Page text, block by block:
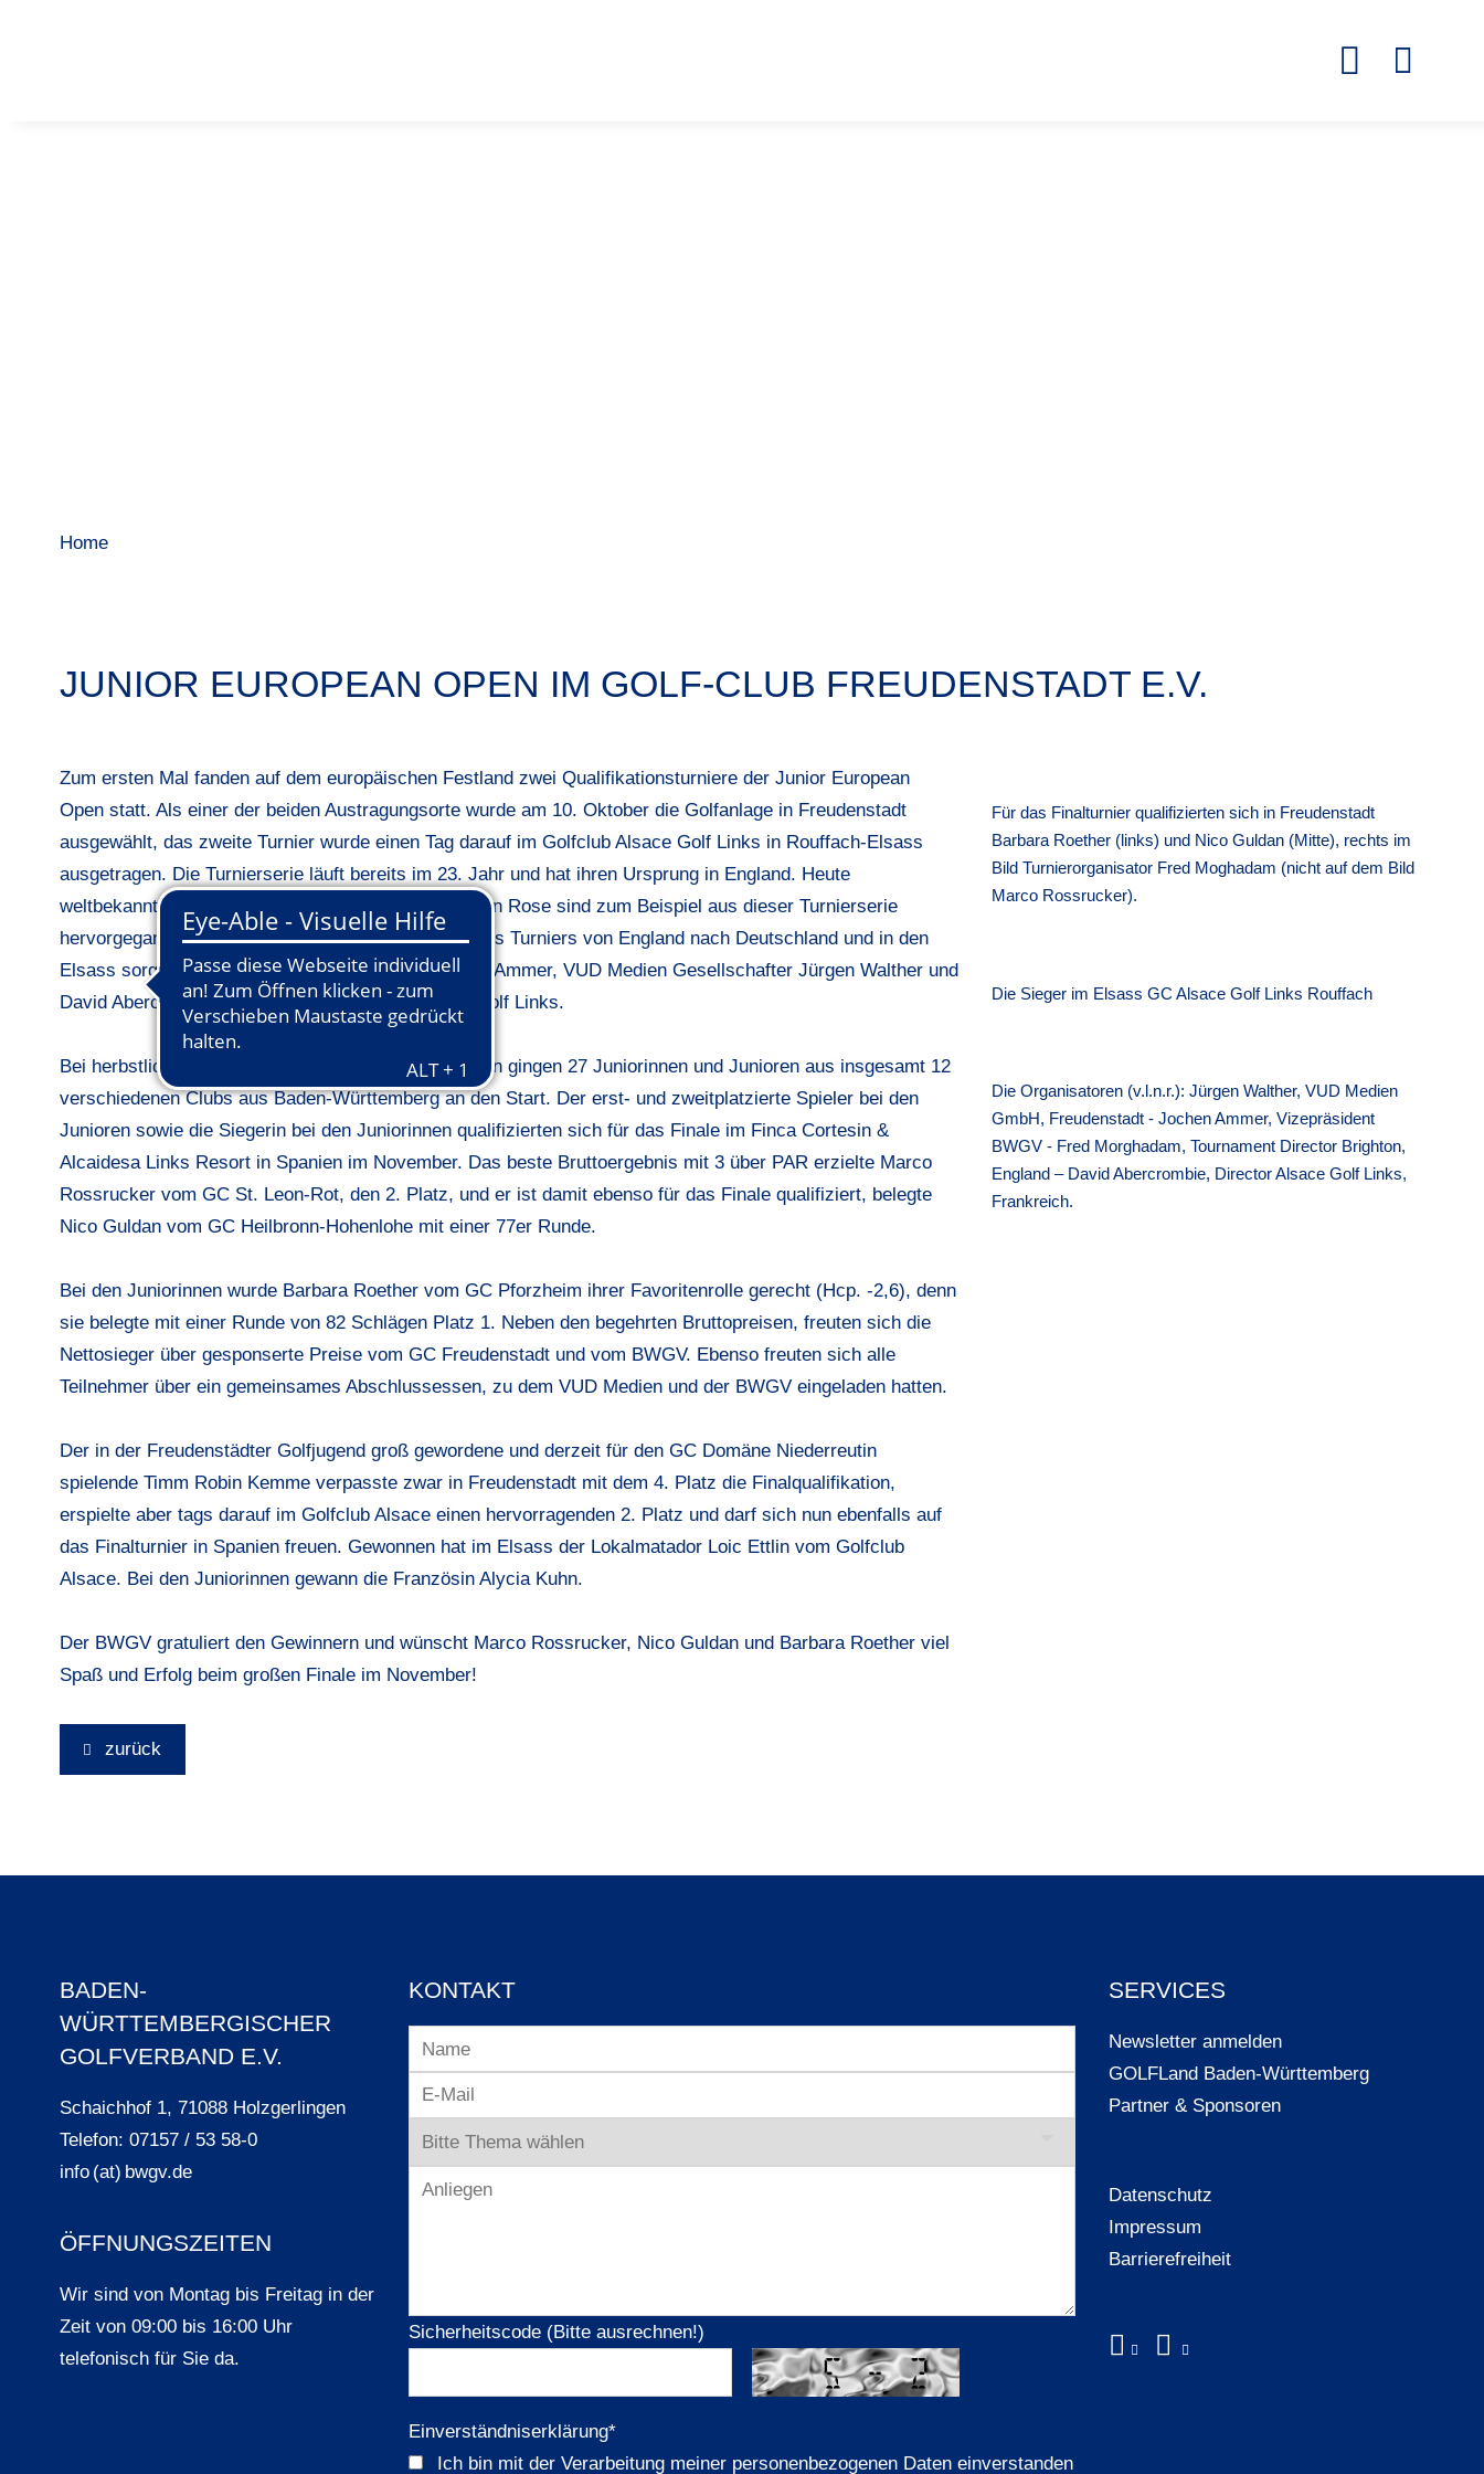
Home
JUNIOR EUROPEAN OPEN IM GOLF-CLUB FREUDENSTADT E.V.
Zum ersten Mal fanden auf dem europäischen Festland zwei Qualifikationsturniere der Junior European
Open statt. Als einer der beiden Austragungsorte wurde am 10. Oktober die Golfanlage in Freudenstadt
ausgewählt, das zweite Turnier wurde einen Tag darauf im Golfclub Alsace Golf Links in Rouffach-Elsass
ausgetragen. Die Turnierserie läuft bereits im 23. Jahr und hat ihren Ursprung in England. Heute
weltbekannte Tourspieler wie Luke Donald oder Justin Rose sind zum Beispiel aus dieser Turnierserie
hervorgegangen. Für eine erfolgreiche „Überfahrt“ des Turniers von England nach Deutschland und in den
Elsass sorgten BWGV-Vizepräsident Ernst-Joachim Ammer, VUD Medien Gesellschafter Jürgen Walther und
David Abercrombie, Direktor vom Golfclub Alsace Golf Links.
Bei herbstlichem Wetter aber guten Platzbedingungen gingen 27 Juniorinnen und Junioren aus insgesamt 12
verschiedenen Clubs aus Baden-Württemberg an den Start. Der erst- und zweitplatzierte Spieler bei den
Junioren sowie die Siegerin bei den Juniorinnen qualifizierten sich für das Finale im Finca Cortesin &
Alcaidesa Links Resort in Spanien im November. Das beste Bruttoergebnis mit 3 über PAR erzielte Marco
Rossrucker vom GC St. Leon-Rot, den 2. Platz, und er ist damit ebenso für das Finale qualifiziert, belegte
Nico Guldan vom GC Heilbronn-Hohenlohe mit einer 77er Runde.
Bei den Juniorinnen wurde Barbara Roether vom GC Pforzheim ihrer Favoritenrolle gerecht (Hcp. -2,6), denn
sie belegte mit einer Runde von 82 Schlägen Platz 1. Neben den begehrten Bruttopreisen, freuten sich die
Nettosieger über gesponserte Preise vom GC Freudenstadt und vom BWGV. Ebenso freuten sich alle
Teilnehmer über ein gemeinsames Abschlussessen, zu dem VUD Medien und der BWGV eingeladen hatten.
Der in der Freudenstädter Golfjugend groß gewordene und derzeit für den GC Domäne Niederreutin
spielende Timm Robin Kemme verpasste zwar in Freudenstadt mit dem 4. Platz die Finalqualifikation,
erspielte aber tags darauf im Golfclub Alsace einen hervorragenden 2. Platz und darf sich nun ebenfalls auf
das Finalturnier in Spanien freuen. Gewonnen hat im Elsass der Lokalmatador Loic Ettlin vom Golfclub
Alsace. Bei den Juniorinnen gewann die Französin Alycia Kuhn.
Der BWGV gratuliert den Gewinnern und wünscht Marco Rossrucker, Nico Guldan und Barbara Roether viel
Spaß und Erfolg beim großen Finale im November!
Für das Finalturnier qualifizierten sich in Freudenstadt
Barbara Roether (links) und Nico Guldan (Mitte), rechts im
Bild Turnierorganisator Fred Moghadam (nicht auf dem Bild
Marco Rossrucker).
Die Sieger im Elsass GC Alsace Golf Links Rouffach
Die Organisatoren (v.l.n.r.): Jürgen Walther, VUD Medien
GmbH, Freudenstadt - Jochen Ammer, Vizepräsident
BWGV - Fred Morghadam, Tournament Director Brighton,
England – David Abercrombie, Director Alsace Golf Links,
Frankreich.
zurück
BADEN-
WÜRTTEMBERGISCHER
GOLFVERBAND E.V.
Schaichhof 1, 71088 Holzgerlingen
Telefon: 07157 / 53 58-0
info (at) bwgv.de
ÖFFNUNGSZEITEN
Wir sind von Montag bis Freitag in der
Zeit von 09:00 bis 16:00 Uhr
telefonisch für Sie da.
KONTAKT
Sicherheitscode (Bitte ausrechnen!)
Einverständniserklärung*
Ich bin mit der Verarbeitung meiner personenbezogenen Daten einverstanden
SERVICES
Newsletter anmelden
GOLFLand Baden-Württemberg
Partner & Sponsoren
Datenschutz
Impressum
Barrierefreiheit